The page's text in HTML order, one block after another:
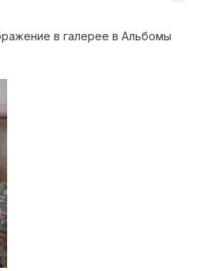
в галерее в Альбомы